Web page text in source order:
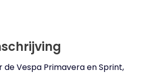
de Vespa Primavera en Sprint,